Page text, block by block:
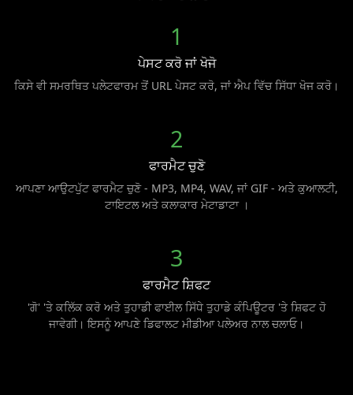
1
ਪੇਸਟ ਕਰੋ ਜਾਂ ਖੋਜੋ
ਕਿਸੇ ਵੀ ਸਮਰਥਿਤ ਪਲੇਟਫਾਰਮ ਤੋਂ URL ਪੇਸਟ ਕਰੋ, ਜਾਂ ਐਪ ਵਿੱਚ ਸਿੱਧਾ ਖੋਜ ਕਰੋ।
2
ਫਾਰਮੈਟ ਚੁਣੋ
ਆਪਣਾ ਆਉਟਪੁੱਟ ਫਾਰਮੈਟ ਚੁਣੋ - MP3, MP4, WAV, ਜਾਂ GIF - ਅਤੇ ਕੁਆਲਟੀ,
ਟਾਇਟਲ ਅਤੇ ਕਲਾਕਾਰ ਮੇਟਾਡਾਟਾ ।
3
ਫਾਰਮੈਟ ਸ਼ਿਫਟ
'ਗੋ' 'ਤੇ ਕਲਿੱਕ ਕਰੋ ਅਤੇ ਤੁਹਾਡੀ ਫਾਈਲ ਸਿੱਧੇ ਤੁਹਾਡੇ ਕੰਪਿਊਟਰ 'ਤੇ ਸ਼ਿਫਟ ਹੋ
ਜਾਵੇਗੀ। ਇਸਨੂੰ ਆਪਣੇ ਡਿਫਾਲਟ ਮੀਡੀਆ ਪਲੇਅਰ ਨਾਲ ਚਲਾਓ।